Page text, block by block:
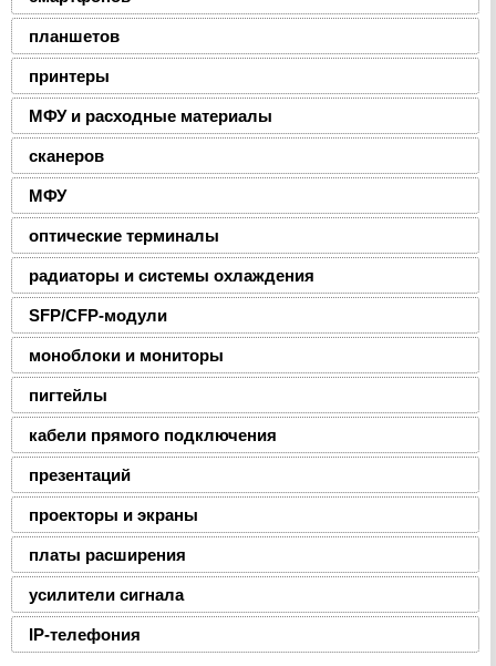
планшетов
принтеры
МФУ и расходные материалы
сканеров
МФУ
оптические терминалы
радиаторы и системы охлаждения
SFP/CFP-модули
моноблоки и мониторы
пигтейлы
кабели прямого подключения
презентаций
проекторы и экраны
платы расширения
усилители сигнала
IP-телефония